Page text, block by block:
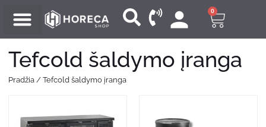
prie
turinio
0
Cart
Tefcold šaldymo įranga
Pradžia / Tefcold šaldymo įranga